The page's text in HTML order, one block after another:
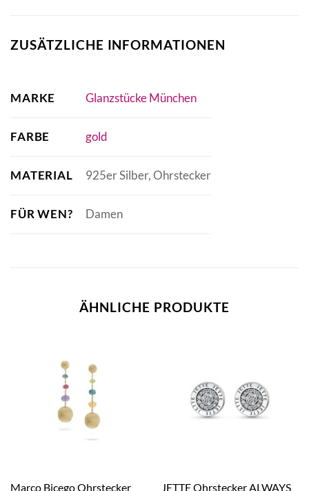
ZUSÄTZLICHE INFORMATIONEN
MARKE Glanzstücke München
FARBE gold
MATERIAL 925er Silber, Ohrstecker
FÜR WEN? Damen
ÄHNLICHE PRODUKTE
Marco Bicego Ohrstecker JETTE Ohrstecker ALWAYS